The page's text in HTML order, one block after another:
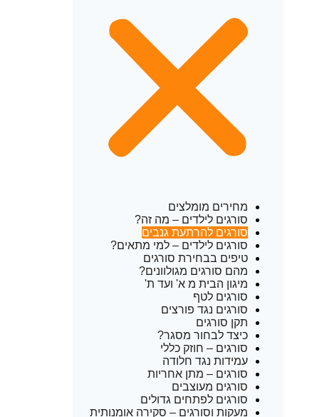
מחירים מומלצים
סורגים לילדים – מה זה?
סורגים להרתעת גנבים
סורגים לילדים – למי מתאים?
טיפים בבחירת סורגים
מהם סורגים מגולוונים?
מיגון הבית מ א' ועד ת'
סורגים לטף
סורגים נגד פורצים
תקן סורגים
כיצד לבחור מסגר?
סורגים – חוזק כללי
עמידות נגד חלודה
סורגים – מתן אחריות
סורגים מעוצבים
סורגים לפתחים גדולים
מעקות וסורגים – סקירה אומנותית